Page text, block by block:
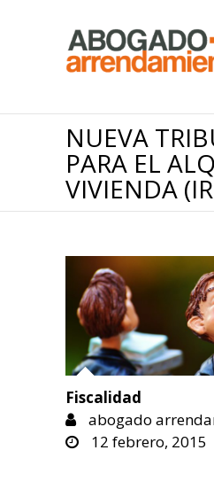
NUEVA
PARA EL
VIVIENDA
Fiscalidad
abogado
12 febrero, 2015